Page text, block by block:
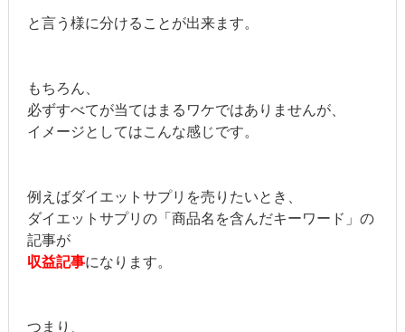
と言う様に分けることが出来ます。
もちろん、
必ずすべてが当てはまるワケではありませんが、
イメージとしてはこんな感じです。
例えばダイエットサプリを売りたいとき、
ダイエットサプリの「商品名を含んだキーワード」の
記事が
収益記事になります。
つまり、